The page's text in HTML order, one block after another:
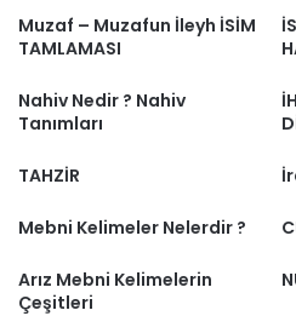
Muzaf – Muzafun İleyh İSİM
TAMLAMASI
Nahiv Nedir ? Nahiv
Tanımları
TAHZİR
Mebni Kelimeler Nelerdir ?
Arız Mebni Kelimelerin
Çeşitleri